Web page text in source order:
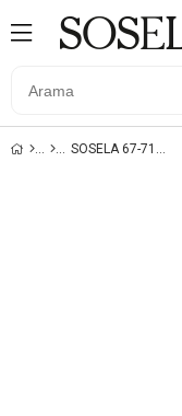
SOSELA 67-7115 YESIL